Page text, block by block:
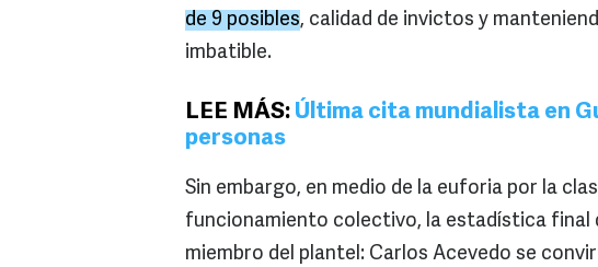
de 9 posibles, calidad de invictos y
imbatible.
LEE MÁS: Última cita mundialista en
personas
Sin embargo, en medio de la euforia por la
funcionamiento colectivo, la estadística final
miembro del plantel: Carlos Acevedo se